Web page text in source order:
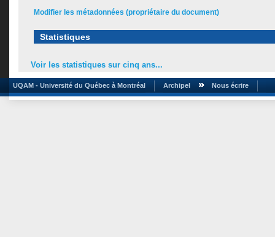
Modifier les métadonnées (propriétaire du document)
Statistiques
Voir les statistiques sur cinq ans...
UQAM - Université du Québec à Montréal Archipel Nous écrire